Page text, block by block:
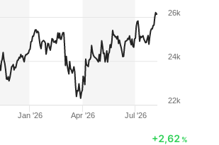
Jan '26 Apr '26 Jul '26
22k
24k
26k
+2,62%